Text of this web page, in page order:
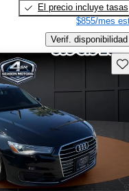
El precio incluye tasas
$855/mes
Verif. disponibilidad